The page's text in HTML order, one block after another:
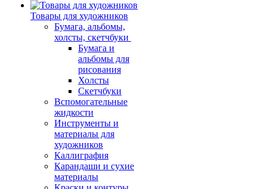
Товары для художников
Бумага, альбомы,
холсты, скетчбуки
Бумага и
альбомы для
рисования
Холсты
Скетчбуки
Вспомогательные
жидкости
Инструменты и
материалы для
художников
Каллиграфия
Карандаши и сухие
материалы